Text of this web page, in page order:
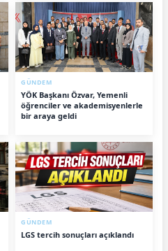
GÜNDEM
YÖK Başkanı Özvar, Yemenli
öğrenciler ve akademisyenlerle
bir araya geldi
GÜNDEM
LGS tercih sonuçları açıklandı